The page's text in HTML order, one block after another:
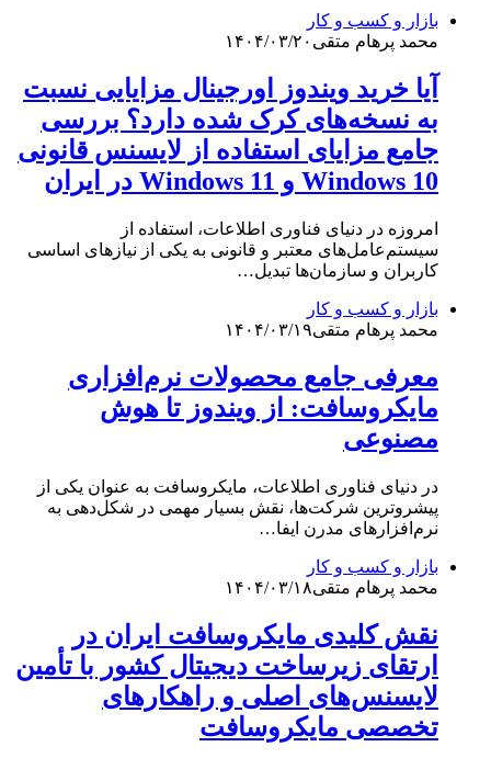
بازار و کسب و کار
محمد پرهام متقی ۱۴۰۴/۰۳/۲۰
آیا خرید ویندوز اورجینال مزایایی نسبت
به نسخه‌های کرک شده دارد؟ بررسی
جامع مزایای استفاده از لایسنس قانونی
Windows 10 و Windows 11 در ایران
امروزه در دنیای فناوری اطلاعات، استفاده از
سیستم‌عامل‌های معتبر و قانونی به یکی از نیازهای اساسی
کاربران و سازمان‌ها تبدیل…
بازار و کسب و کار
محمد پرهام متقی۱۴۰۴/۰۳/۱۹
معرفی جامع محصولات نرم‌افزاری
مایکروسافت: از ویندوز تا هوش
مصنوعی
در دنیای فناوری اطلاعات، مایکروسافت به عنوان یکی از
پیشروترین شرکت‌ها، نقش بسیار مهمی در شکل‌دهی به
نرم‌افزارهای مدرن ایفا…
بازار و کسب و کار
محمد پرهام متقی۱۴۰۴/۰۳/۱۸
نقش کلیدی مایکروسافت ایران در
ارتقای زیرساخت دیجیتال کشور با تأمین
لایسنس‌های اصلی و راهکارهای
تخصصی مایکروسافت